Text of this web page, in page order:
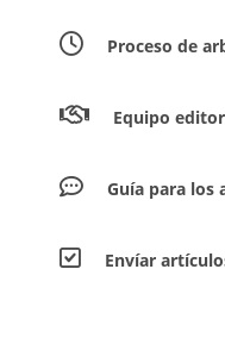
Proceso de
Equipo
Guía para los
Envíar